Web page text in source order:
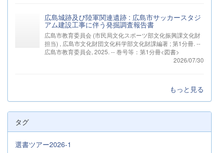
広島城跡及び陸軍関連遺跡 : 広島市サッカースタジ
アム建設工事に伴う発掘調査報告書
広島市教育委員会 (市民局文化スポーツ部文化振興課文化財
担当) , 広島市文化財団文化科学部文化財課編著 ; 第1分冊. --
広島市教育委員会, 2025. -- 巻号等：第1分冊<図書>
2026/07/30
もっと見る
タグ
選書ツアー2026-1